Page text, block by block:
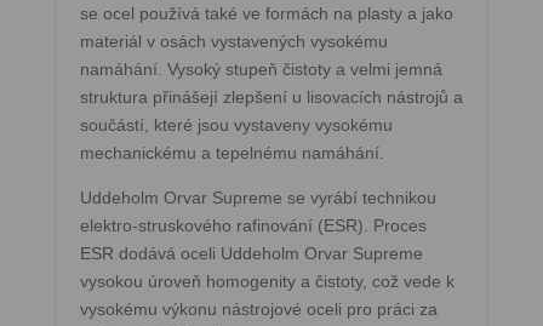
se ocel používá také ve formách na plasty a jako
materiál v osách vystavených vysokému
namáhání. Vysoký stupeň čistoty a velmi jemná
struktura přinášejí zlepšení u lisovacích nástrojů a
součástí, které jsou vystaveny vysokému
mechanickému a tepelnému namáhání.
Uddeholm Orvar Supreme se vyrábí technikou
elektro-struskového rafinování (ESR). Proces
ESR dodává oceli Uddeholm Orvar Supreme
vysokou úroveň homogenity a čistoty, což vede k
vysokému výkonu nástrojové oceli pro práci za